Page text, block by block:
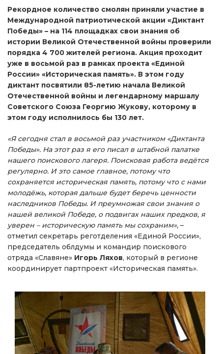
Рекордное количество смолян приняли участие в
Международной патриотической акции «Диктант
Победы» – на 114 площадках свои знания об
истории Великой Отечественной войны проверили
порядка 4 700 жителей региона. Акция проходит
уже в восьмой раз в рамках проекта «Единой
России» «Историческая память». В этом году
диктант посвятили 85-летию начала Великой
Отечественной войны и легендарному маршалу
Советского Союза Георгию Жукову, которому в
этом году исполнилось бы 130 лет.
«Я сегодня стал в восьмой раз участником «Диктанта
Победы». На этот раз я его писал в штабной палатке
нашего поискового лагеря. Поисковая работа ведётся
регулярно. И это самое главное, потому что
сохраняется историческая память, потому что с нами
молодёжь, которая дальше будет беречь ценности
наследников Победы. И преумножая свои знания о
нашей великой Победе, о подвигах наших предков, я
уверен – историческую память мы сохраним», –
отметил секретарь реготделения «Единой России»,
председатель облдумы и командир поискового
отряда «Славяне» Игорь Ляхов, который в регионе
координирует партпроект «Историческая память».